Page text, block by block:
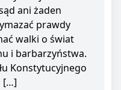
ani żaden
prawdy
walki o świat
i barbarzyństwa.
Konstytucyjnego
[…]